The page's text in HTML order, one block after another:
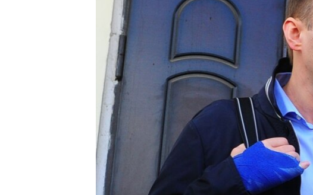
УКРАЇНСЬКА ПРОБЛЕМА КРИМУ